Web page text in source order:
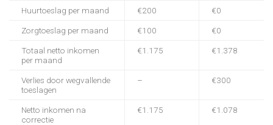
Huurtoeslag per maand €200 €0
Zorgtoeslag per maand €100 €0
Totaal netto inkomen
per maand
€1.175 €1.378
Verlies door wegvallende
toeslagen
– €300
Netto inkomen na
correctie
€1.175 €1.078